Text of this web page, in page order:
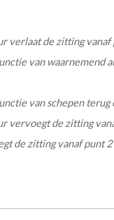
verlaat de zitting vanaf
van waarnemend
van schepen terug
vervoegt de zitting
de zitting vanaf punt